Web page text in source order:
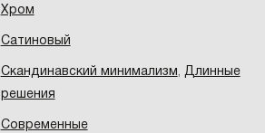
Хром
Сатиновый
Скандинавский минимализм
Длинные
решения
Современные